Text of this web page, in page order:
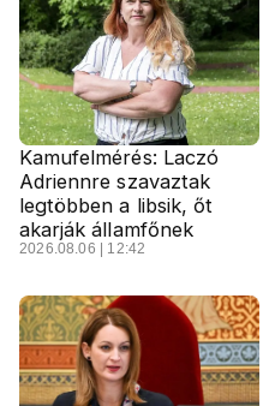
Kamufelmérés: Laczó
Adriennre szavaztak
legtöbben a libsik, őt
akarják államfőnek
2026.08.06 | 12:42